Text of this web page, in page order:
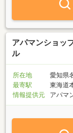
アパマンショッ
ル
所在地
愛知県
最寄駅
東海道
情報提供元
アパマ